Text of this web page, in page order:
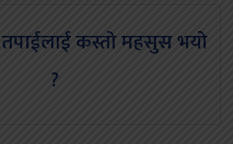
कस्तो महसुस भयो
?